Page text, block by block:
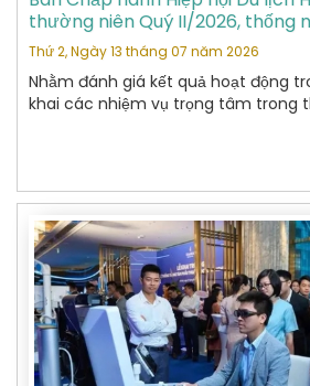
thường niên Quý II/2026, thống
vụ trọng tâm
Thứ 2, Ngày 13 tháng 07 năm 2026
Nhằm đánh giá kết quả hoạt động
khai các nhiệm vụ trọng tâm trong
Chấp hành Hiệp hội Du lịch Hoàn
họp thường niên Quý II năm 2026
môn.